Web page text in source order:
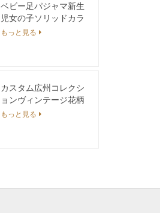
ベビー足パジャマ新生
児女の子ソリッドカラ
ーラウンドネック長袖
もっと見る
カスタム広州コレクシ
ョンヴィンテージ花柄
総柄プリントコットン
もっと見る